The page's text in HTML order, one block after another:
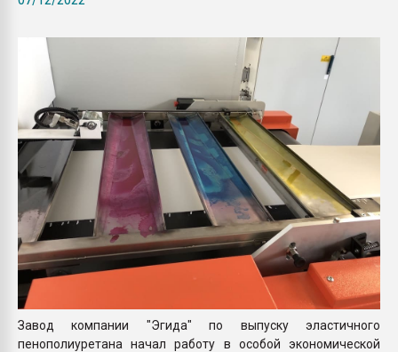
ПЕРЕЙТИ НА
Завод компании "Эгида" по выпуску эластичного
пенополиуретана начал работу в особой экономической